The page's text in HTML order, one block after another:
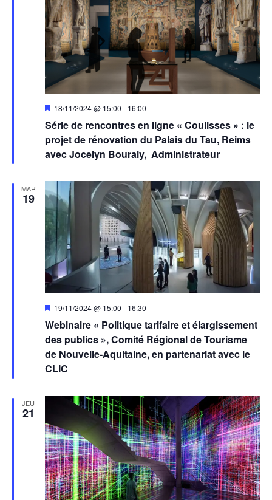
Série de rencontres en ligne « Coulisses » : le
projet de rénovation du Palais du Tau, Reims
avec Jocelyn Bouraly, Administrateur
Mis
avant
18/11/2024 @ 15:00 - 16:00
MAR
19
Webinaire « Politique tarifaire et élargissement
des publics », Comité Régional de Tourisme
de Nouvelle-Aquitaine, en partenariat avec le
CLIC
Mis
avant
19/11/2024 @ 15:00 - 16:30
JEU
21